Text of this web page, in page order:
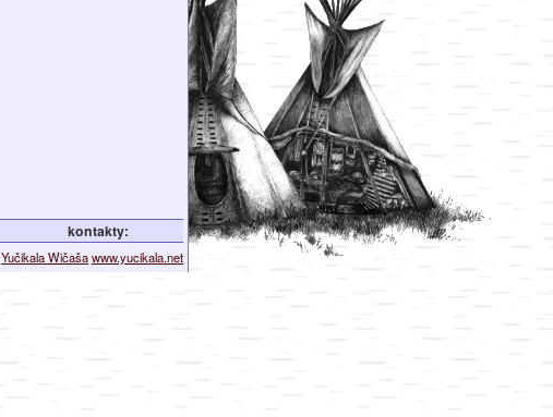
kontakty:
Yučikala Wičašawww.yucikala.net